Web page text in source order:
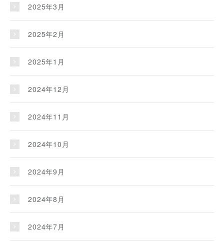
2025年3月
2025年2月
2025年1月
2024年12月
2024年11月
2024年10月
2024年9月
2024年8月
2024年7月